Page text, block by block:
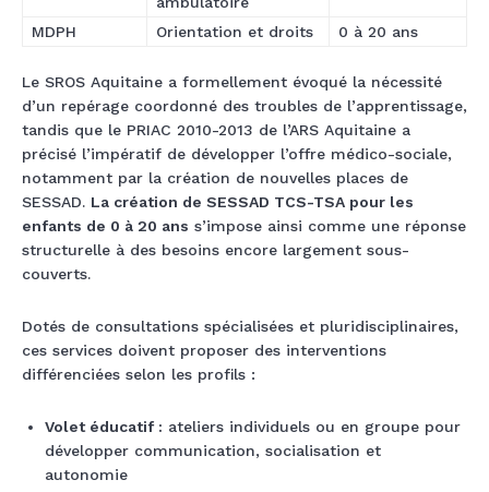
MDPH Orientation et droits 0 à 20 ans
Le SROS Aquitaine a formellement évoqué la nécessité
d’un repérage coordonné des troubles de l’apprentissage,
tandis que le PRIAC 2010-2013 de l’ARS Aquitaine a
précisé l’impératif de développer l’offre médico-sociale,
notamment par la création de nouvelles places de
SESSAD. La création de SESSAD TCS-TSA pour les
enfants de 0 à 20 ans s’impose ainsi comme une réponse
structurelle à des besoins encore largement sous-
couverts.
Dotés de consultations spécialisées et pluridisciplinaires,
ces services doivent proposer des interventions
différenciées selon les profils :
Volet éducatif : ateliers individuels ou en groupe pour
développer communication, socialisation et
autonomie